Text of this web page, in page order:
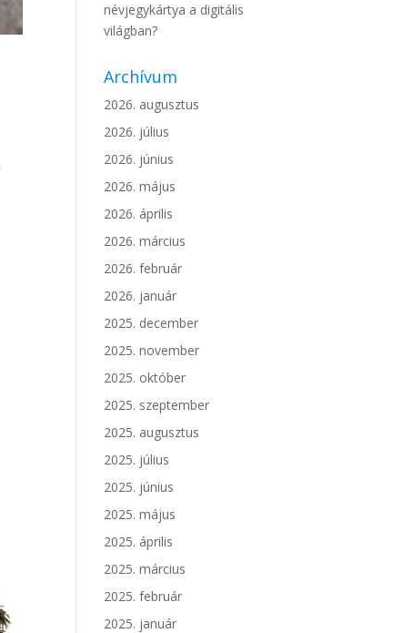
névjegykártya a digitális
világban?
Archívum
2026. augusztus
2026. július
2026. június
2026. május
2026. április
2026. március
2026. február
2026. január
2025. december
2025. november
2025. október
2025. szeptember
2025. augusztus
2025. július
2025. június
2025. május
2025. április
2025. március
2025. február
2025. január